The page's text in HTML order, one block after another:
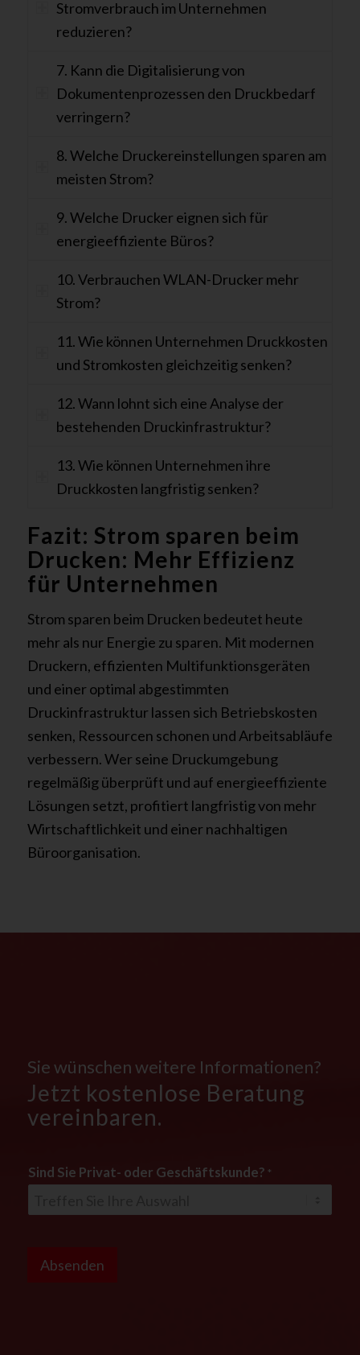
Stromverbrauch im Unternehmen
reduzieren?
7. Kann die Digitalisierung von
Dokumentenprozessen den Druckbedarf
verringern?
8. Welche Druckereinstellungen sparen am
meisten Strom?
9. Welche Drucker eignen sich für
energieeffiziente Büros?
10. Verbrauchen WLAN-Drucker mehr
Strom?
11. Wie können Unternehmen Druckkosten
und Stromkosten gleichzeitig senken?
12. Wann lohnt sich eine Analyse der
bestehenden Druckinfrastruktur?
13. Wie können Unternehmen ihre
Druckkosten langfristig senken?
Fazit: Strom sparen beim
Drucken: Mehr Effizienz
für Unternehmen
Strom sparen beim Drucken bedeutet heute
mehr als nur Energie zu sparen. Mit modernen
Druckern, effizienten Multifunktionsgeräten
und einer optimal abgestimmten
Druckinfrastruktur lassen sich Betriebskosten
senken, Ressourcen schonen und Arbeitsabläufe
verbessern. Wer seine Druckumgebung
regelmäßig überprüft und auf energieeffiziente
Lösungen setzt, profitiert langfristig von mehr
Wirtschaftlichkeit und einer nachhaltigen
Büroorganisation.
Sie wünschen weitere Informationen?
Jetzt kostenlose Beratung
vereinbaren.
Sind Sie Privat- oder Geschäftskunde? *
Absenden